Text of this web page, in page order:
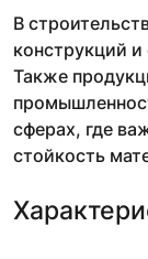
В
конструкций
Также
сферах, где
стойкость